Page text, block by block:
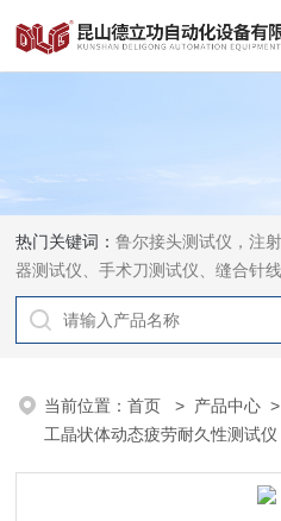
热门关键词：鲁尔接头测试仪，注
器测试仪、手术刀测试仪、缝合针
钳测试仪、导引管导丝测试仪、针
当前位置：首页 > 产品中心 >
工晶状体动态疲劳耐久性测试仪